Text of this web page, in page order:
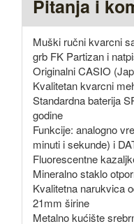
Pitanja i
Muški ručni kvarcni
grb FK Partizan i
Originalni CASIO
Kvalitetan kvarcni
Standardna baterija
godine
Funkcije: analogno
minuti i sekunde) i
Fluorescentne
Mineralno staklo
Kvalitetna narukvica
21mm širine
Metalno kućište